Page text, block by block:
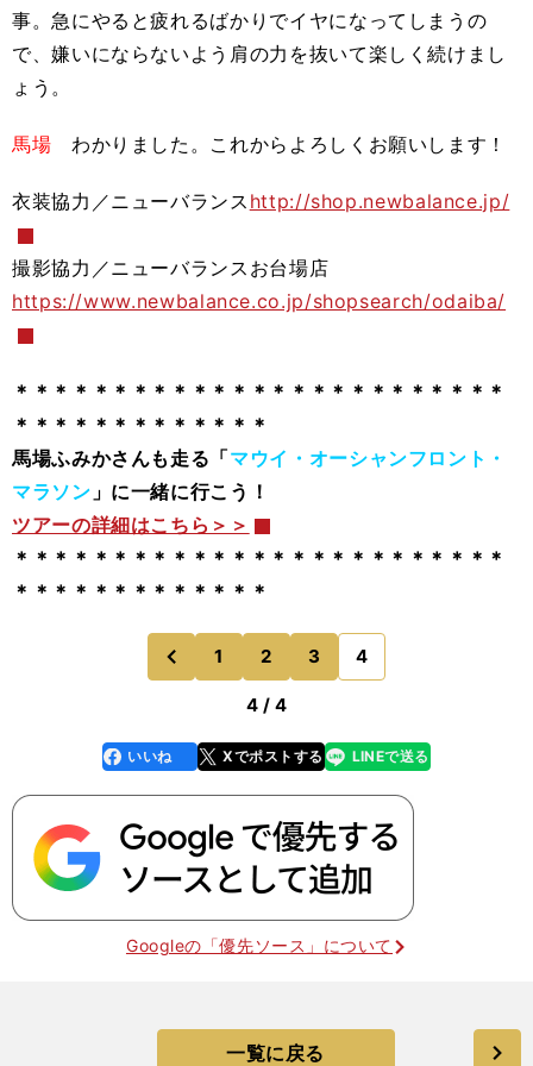
事。急にやると疲れるばかりでイヤになってしまうの
で、嫌いにならないよう肩の力を抜いて楽しく続けまし
ょう。
馬場 わかりました。これからよろしくお願いします！
衣装協力／ニューバランス http://shop.newbalance.jp/
撮影協力／ニューバランスお台場店
https://www.newbalance.co.jp/shopsearch/odaiba/
＊＊＊＊＊＊＊＊＊＊＊＊＊＊＊＊＊＊＊＊＊＊＊＊＊
＊＊＊＊＊＊＊＊＊＊＊＊＊
馬場ふみかさんも走る「マウイ・オーシャンフロント・
マラソン 」に一緒に行こう！
ツアーの詳細はこちら＞＞
＊＊＊＊＊＊＊＊＊＊＊＊＊＊＊＊＊＊＊＊＊＊＊＊＊
＊＊＊＊＊＊＊＊＊＊＊＊＊
前
のページへ
1 2 3 4
4 / 4
faceboo
k
いいね Xでポストする
line LINEで送る
Googleの「優先ソース」について
一覧に戻る